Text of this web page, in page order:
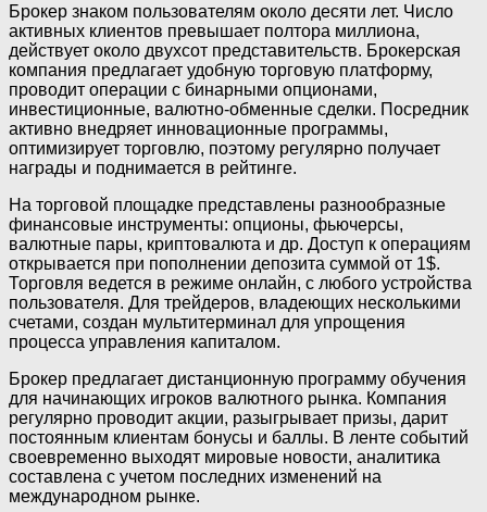
Брокер знаком пользователям около десяти лет. Число
активных клиентов превышает полтора миллиона,
действует около двухсот представительств. Брокерская
компания предлагает удобную торговую платформу,
проводит операции с бинарными опционами,
инвестиционные, валютно-обменные сделки. Посредник
активно внедряет инновационные программы,
оптимизирует торговлю, поэтому регулярно получает
награды и поднимается в рейтинге.
На торговой площадке представлены разнообразные
финансовые инструменты: опционы, фьючерсы,
валютные пары, криптовалюта и др. Доступ к операциям
открывается при пополнении депозита суммой от 1$.
Торговля ведется в режиме онлайн, с любого устройства
пользователя. Для трейдеров, владеющих несколькими
счетами, создан мультитерминал для упрощения
процесса управления капиталом.
Брокер предлагает дистанционную программу обучения
для начинающих игроков валютного рынка. Компания
регулярно проводит акции, разыгрывает призы, дарит
постоянным клиентам бонусы и баллы. В ленте событий
своевременно выходят мировые новости, аналитика
составлена с учетом последних изменений на
международном рынке.